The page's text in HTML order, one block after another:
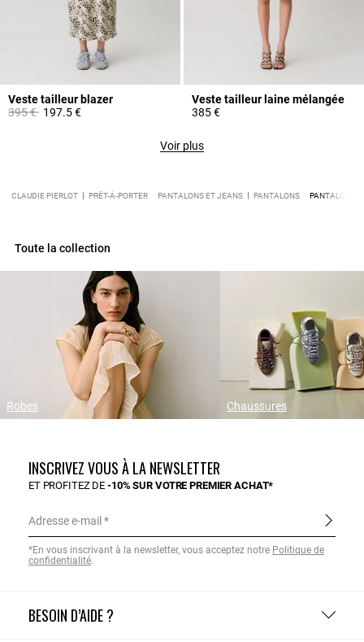
Veste tailleur blazer
Prix réduit à partir de
395 €à197.5 €
Veste tailleur laine mélangée
385 €
Voir plus
CLAUDIE PIERLOT PRÊT-À-PORTER PANTALONS ET JEANS PANTALONS PANTALON
Toute la collection
Robes Chaussures
BESOIN D’AIDE ?
INSCRIVEZ VOUS À LA NEWSLETTER
ET PROFITEZ DE-10% SUR VOTRE PREMIER ACHAT*
Adresse e-mail
*En vous inscrivant à la newsletter, vous acceptez notre Politique de
confidentialité.